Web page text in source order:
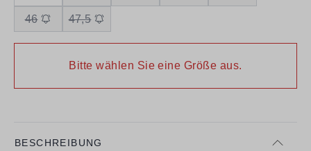
46 47,5
Bitte wählen Sie eine Größe aus.
BESCHREIBUNG